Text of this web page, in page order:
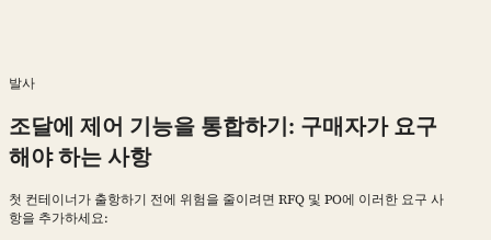
발사
조달에 제어 기능을 통합하기: 구매자가 요구
해야 하는 사항
첫 컨테이너가 출항하기 전에 위험을 줄이려면 RFQ 및 PO에 이러한 요구 사
항을 추가하세요: